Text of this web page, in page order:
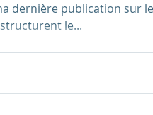
dernière publication sur
le...